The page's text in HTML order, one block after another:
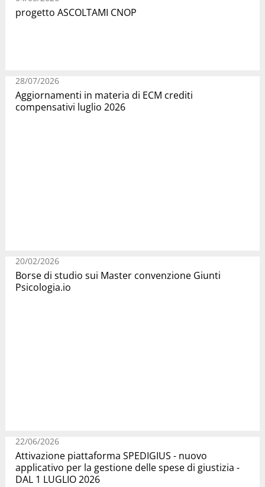
progetto ASCOLTAMI CNOP
28/07/2026
Aggiornamenti in materia di ECM crediti
compensativi luglio 2026
20/02/2026
Borse di studio sui Master convenzione Giunti
Psicologia.io
22/06/2026
Attivazione piattaforma SPEDIGIUS - nuovo
applicativo per la gestione delle spese di giustizia -
DAL 1 LUGLIO 2026